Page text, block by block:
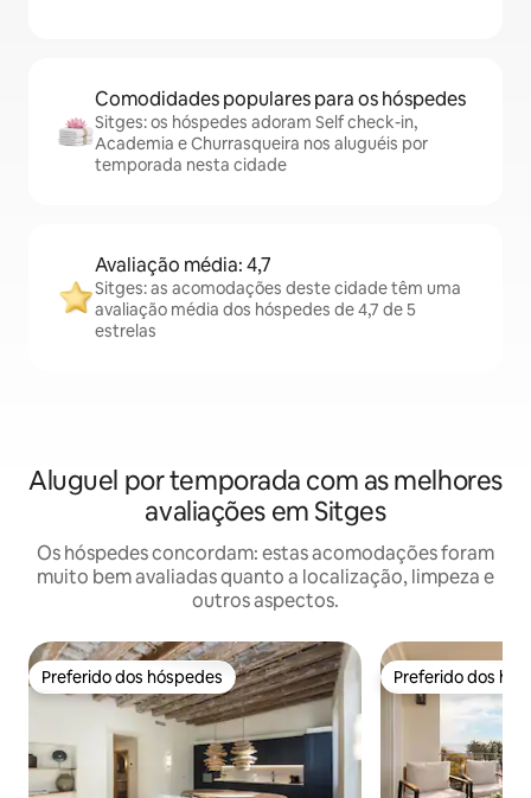
Comodidades populares para os hóspedes
Sitges: os hóspedes adoram Self check-in,
Academia e Churrasqueira nos aluguéis por
temporada nesta cidade
Avaliação média: 4,7
Sitges: as acomodações deste cidade têm uma
avaliação média dos hóspedes de 4,7 de 5
estrelas
Aluguel por temporada com as melhores
avaliações em Sitges
Os hóspedes concordam: estas acomodações foram
muito bem avaliadas quanto a localização, limpeza e
outros aspectos.
Preferido dos hóspedes
Preferido dos hóspedes Preferido dos
Preferido dos